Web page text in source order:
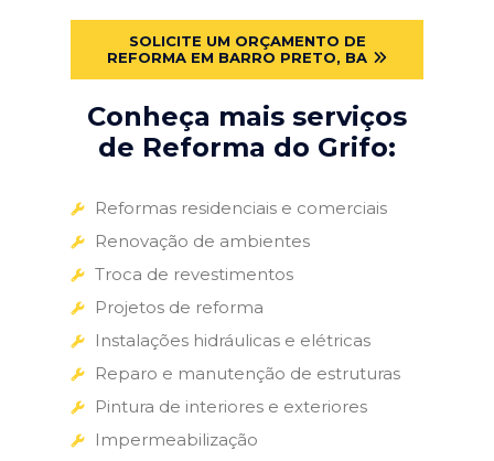
SOLICITE UM ORÇAMENTO DE
REFORMA EM BARRO PRETO, BA
Conheça mais serviços
de Reforma do Grifo:
Reformas residenciais e comerciais
Renovação de ambientes
Troca de revestimentos
Projetos de reforma
Instalações hidráulicas e elétricas
Reparo e manutenção de estruturas
Pintura de interiores e exteriores
Impermeabilização